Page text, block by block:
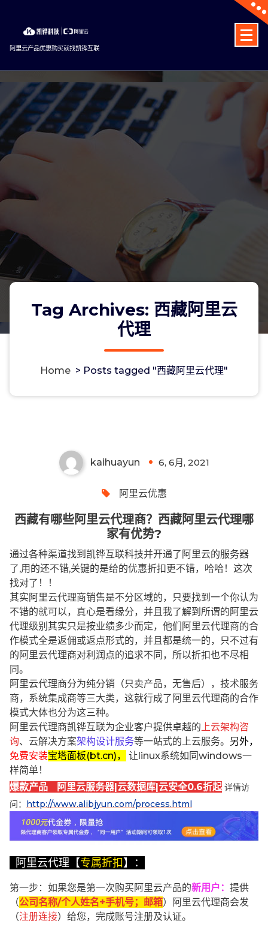
content
阿里云产品优惠购买就找凯铧互联
Tag Archives: 西藏阿里云
代理
Home > Posts tagged "西藏阿里云代理"
kaihuayun 6, 6月, 2021
阿里云优惠
西藏有哪些阿里云代理商？西藏阿里云代理哪
家有优势?
通过各种渠道找到凯铧互联科技并开通了阿里云的服务器
了,用的还不错,关键的是给的优惠折扣更不错，哈哈！这次
找对了！！
其实阿里云代理商销售是不分区域的，只要找到一个你认为
不错的就可以，真心是看缘分，并且我了解到所谓的阿里云
代理级别其实只是按业绩多少而定，他们阿里云代理商的合
作模式全是返佣或返点形式的，并且都是统一的，只不过有
的阿里云代理商对利润点的追求不同，所以折扣也不尽相
同。
阿里云代理商分为纯分销（只卖产品，无售后），技术服务
商，系统集成商等三大类，这就行成了阿里云代理商的合作
模式大体也分为这三种。
阿里云代理商凯铧互联为企业客户提供卓越的 上云架构咨
询、云解决方案架构设计服务等一站式的上云服务。 另外，
免费安装宝塔面板(bt.cn)，
让linux系统如同windows一
样简单！
爆款产品 阿里云服务器|云数据库|云安全0.6折起 详情访
问： http://www.alibjyun.com/process.html
阿里云代理【专属折扣】：
第一步：如果您是第一次购买阿里云产品的新用户 ： 提供
（公司名称/个人姓名+手机号；邮箱）阿里云代理商会发
（注册连接）给您，完成账号注册及认证。